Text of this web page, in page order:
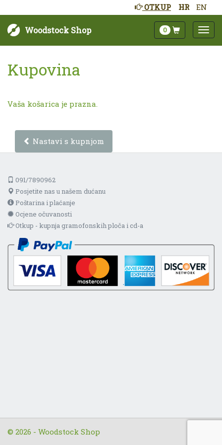
HR EN
OTKUP
Woodstock Shop 0
Kupovina
Vaša košarica je prazna.
Nastavi s kupnjom
091/7890962
Posjetite nas u našem dućanu
Poštarina i plaćanje
Ocjene očuvanosti
Otkup - kupnja gramofonskih ploča i cd-a
© 2026 - Woodstock Shop